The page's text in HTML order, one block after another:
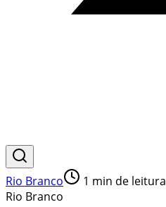
Rio Branco 1 min de leitura
Rio Branco